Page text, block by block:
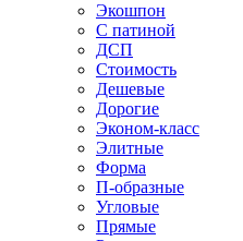
Экошпон
С патиной
ДСП
Стоимость
Дешевые
Дорогие
Эконом-класс
Элитные
Форма
П-образные
Угловые
Прямые